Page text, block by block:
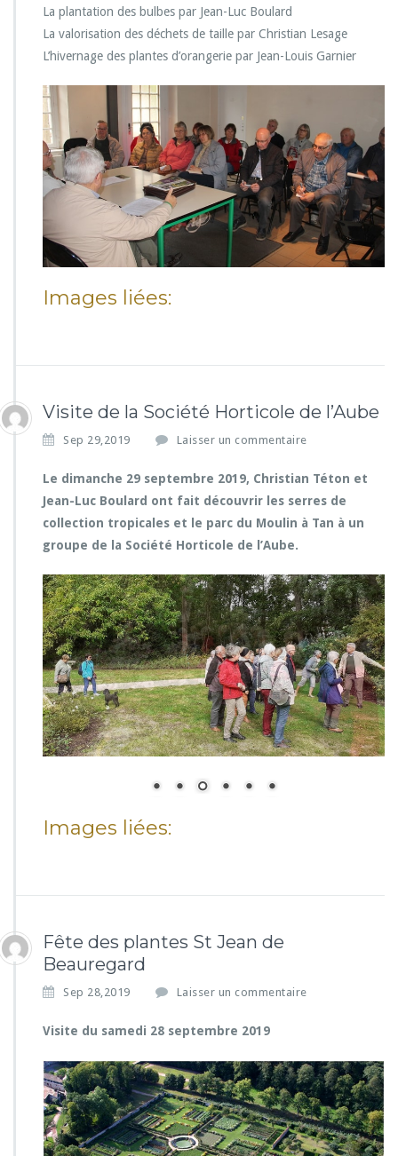
La plantation des bulbes par Jean-Luc Boulard
La valorisation des déchets de taille par Christian Lesage
L’hivernage des plantes d’orangerie par Jean-Louis Garnier
Images liées:
Visite de la Société Horticole de l’Aube
Sep 29,2019 Laisser un commentaire
Le dimanche 29 septembre 2019, Christian Téton et
Jean-Luc Boulard ont fait découvrir les serres de
collection tropicales et le parc du Moulin à Tan à un
groupe de la Société Horticole de l’Aube.
Images liées:
Fête des plantes St Jean de
Beauregard
Sep 28,2019 Laisser un commentaire
Visite du samedi 28 septembre 2019